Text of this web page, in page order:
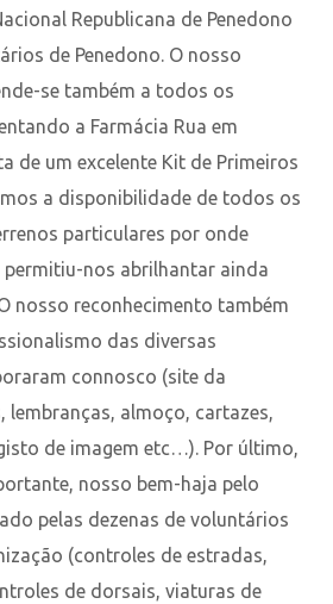
Republicana de Penedono
de Penedono. O nosso
se também a todos os
a Farmácia Rua em
de um excelente Kit de Primeiros
a disponibilidade de todos os
particulares por onde
nos abrilhantar ainda
nosso reconhecimento também
das diversas
connosco (site da
lembranças, almoço, cartazes,
de imagem etc…). Por último,
nosso bem-haja pelo
pelas dezenas de voluntários
(controles de estradas,
de dorsais, viaturas de